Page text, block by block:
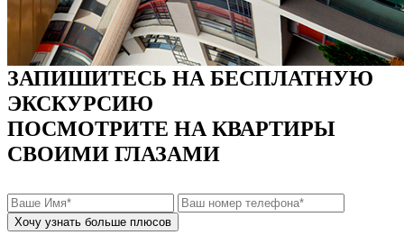
ЗАПИШИТЕСЬ НА БЕСПЛАТНУЮ
ЭКСКУРСИЮ
ПОСМОТРИТЕ НА КВАРТИРЫ
СВОИМИ ГЛАЗАМИ